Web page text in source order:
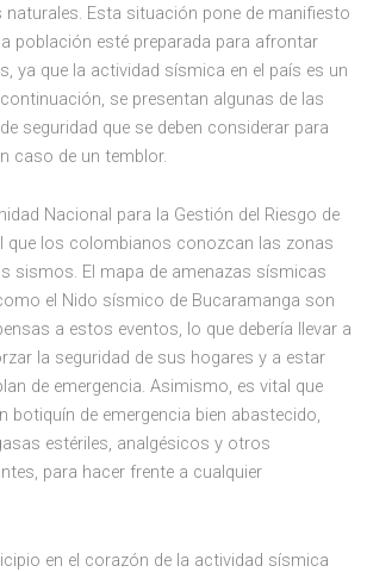
Esta situación pone de manifiesto
población esté preparada para afrontar
ya que la actividad sísmica en el país es un
se presentan algunas de las
seguridad que se deben considerar para
caso de un temblor.
Nacional para la Gestión del Riesgo de
que los colombianos conozcan las zonas
sismos. El mapa de amenazas sísmicas
el Nido sísmico de Bucaramanga son
a estos eventos, lo que debería llevar a
la seguridad de sus hogares y a estar
de emergencia. Asimismo, es vital que
botiquín de emergencia bien abastecido,
estériles, analgésicos y otros
para hacer frente a cualquier
en el corazón de la actividad sísmica